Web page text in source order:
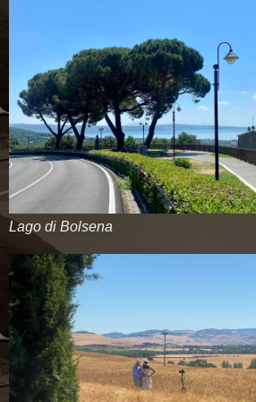
Lago di Bolsena